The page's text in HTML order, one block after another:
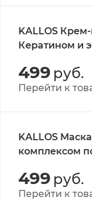
KALLOS
Кератином и
/KJMN
AND MILK
499 руб.
Перейти к
KALLOS Маска OМЕГА с
комплексом
MASK
499 руб.
Перейти к